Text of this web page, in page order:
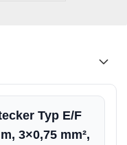
Typ E/F
3×0,75 mm²,